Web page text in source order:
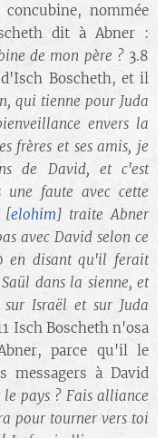
nommée
dit à Abner :
de mon père ?3.8
Boscheth, et il
qui tienne pour Juda
envers la
frères et ses amis, je
de David, et c'est
faute avec cette
[elohim] traite Abner
avec David selon ce
en disant qu'il ferait
dans la sienne, et
Israël et sur Juda
Isch Boscheth n'osa
parce qu'il le
messagers à David
le pays ? Fais alliance
pour tourner vers toi